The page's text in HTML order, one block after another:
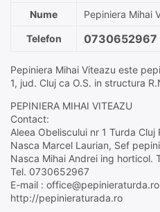
Nume Pepiniera Mihai
Telefon
Pepiniera Mihai Viteazu este
1, jud. Cluj ca O.S. in structura
PEPINIERA MIHAI VITEAZU
Contact:
Aleea Obeliscului nr 1 Turda Cluj
Nasca Marcel Laurian, Sef
Nasca Mihai Andrei ing horticol.
Tel. 0730652967
E-mail : office@pepinieraturda.ro
http://pepinieraturada.ro